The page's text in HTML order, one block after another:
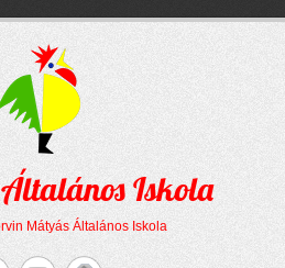
Iskola
Mátyás Általános Iskola